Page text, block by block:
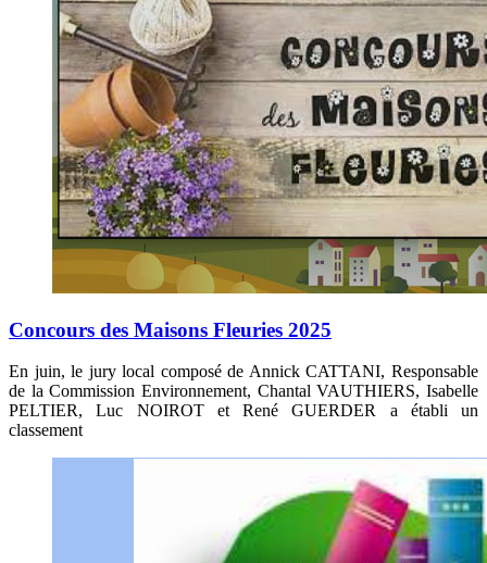
Concours des Maisons Fleuries 2025
En juin, le jury local composé de Annick CATTANI, Responsable
de la Commission Environnement, Chantal VAUTHIERS, Isabelle
PELTIER, Luc NOIROT et René GUERDER a établi un
classement